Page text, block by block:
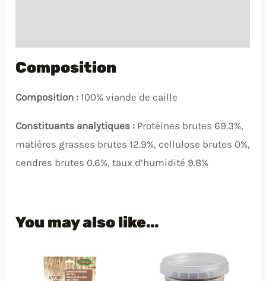
Composition
Composition : 100% viande de caille
Constituants analytiques : Protéines brutes 69.3%,
matières grasses brutes 12.9%, cellulose brutes 0%,
cendres brutes 0.6%, taux d’humidité 9.8%
You may also like…